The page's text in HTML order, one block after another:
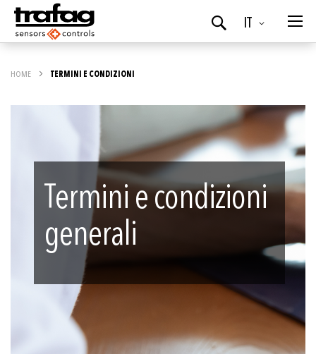
Lingua
IT
Ricerca
HOME TERMINI E CONDIZIONI
Termini e condizioni
generali